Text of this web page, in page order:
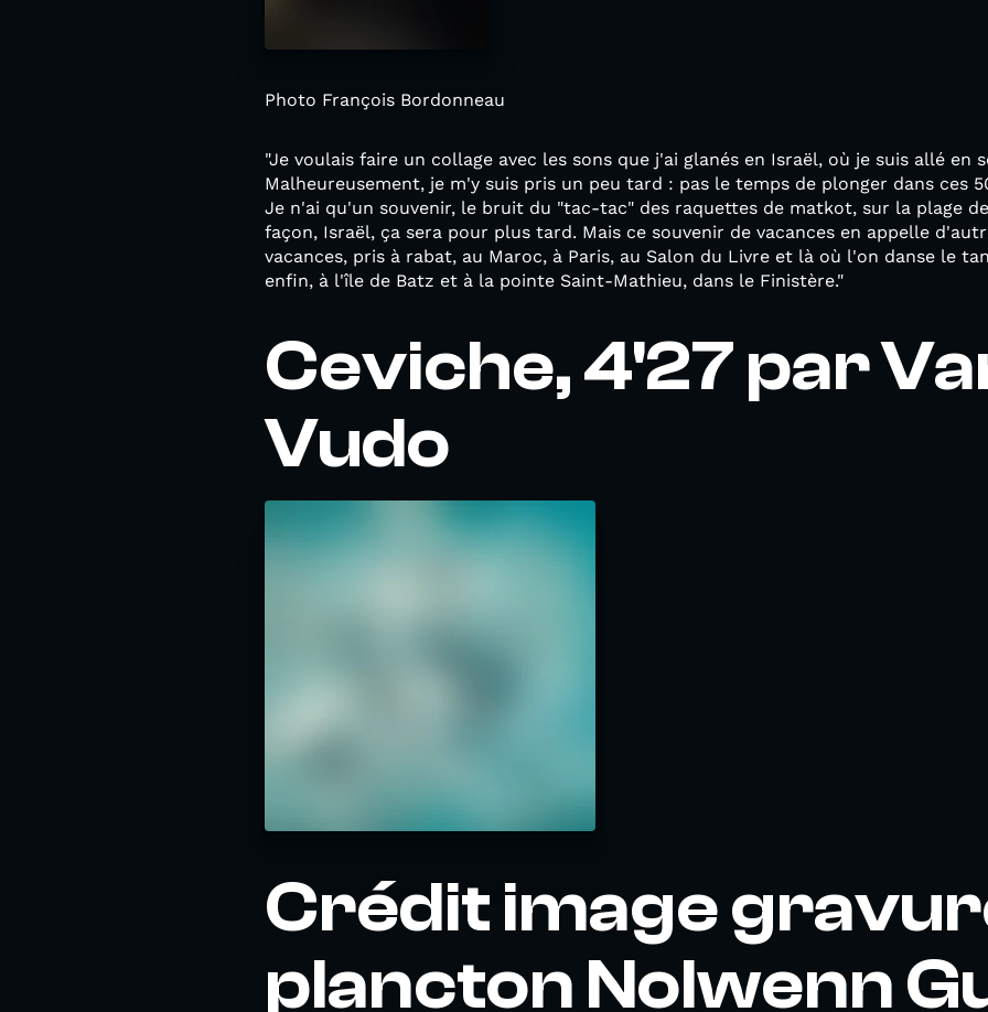
Photo François Bordonneau
"Je voulais faire un collage avec les sons que j'ai glanés en Israël, où je suis allé en
Malheureusement, je m'y suis pris un peu tard : pas le temps de plonger dans ces
Je n'ai qu'un souvenir, le bruit du "tac-tac" des raquettes de matkot, sur la plage
façon, Israël, ça sera pour plus tard. Mais ce souvenir de vacances en appelle
vacances, pris à rabat, au Maroc, à Paris, au Salon du Livre et là où l'on danse le
enfin, à l'île de Batz et à la pointe Saint-Mathieu, dans le Finistère."
Ceviche, 4'27 par
Vudo
Crédit image
plancton Nolwenn